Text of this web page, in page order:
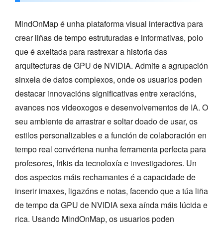
MindOnMap é unha plataforma visual interactiva para
crear liñas de tempo estruturadas e informativas, polo
que é axeitada para rastrexar a historia das
arquitecturas de GPU de NVIDIA. Admite a agrupación
sinxela de datos complexos, onde os usuarios poden
destacar innovacións significativas entre xeracións,
avances nos videoxogos e desenvolvementos de IA. O
seu ambiente de arrastrar e soltar doado de usar, os
estilos personalizables e a función de colaboración en
tempo real convértena nunha ferramenta perfecta para
profesores, frikis da tecnoloxía e investigadores. Un
dos aspectos máis rechamantes é a capacidade de
inserir imaxes, ligazóns e notas, facendo que a túa liña
de tempo da GPU de NVIDIA sexa aínda máis lúcida e
rica. Usando MindOnMap, os usuarios poden